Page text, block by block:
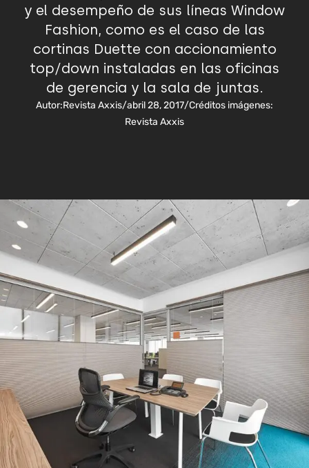
y el desempeño de sus líneas Window
Fashion, como es el caso de las
cortinas Duette con accionamiento
top/down instaladas en las oficinas
de gerencia y la sala de juntas.
Autor:Revista Axxis/abril 28, 2017/Créditos imágenes:
Revista Axxis